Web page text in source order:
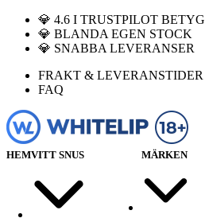
💎 4.6 I TRUSTPILOT BETYG
💎 BLANDA EGEN STOCK
💎 SNABBA LEVERANSER
FRAKT & LEVERANSTIDER
FAQ
HEMVITT SNUS MÄRKEN